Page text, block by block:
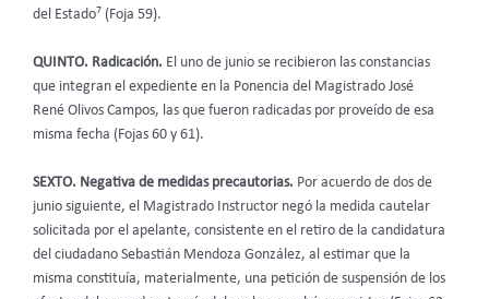
del Estado7 (Foja 59).
QUINTO. Radicación. El uno de junio se recibieron las constancias
que integran el expediente en la Ponencia del Magistrado José
René Olivos Campos, las que fueron radicadas por proveído de esa
misma fecha (Fojas 60 y 61).
SEXTO. Negativa de medidas precautorias. Por acuerdo de dos de
junio siguiente, el Magistrado Instructor negó la medida cautelar
solicitada por el apelante, consistente en el retiro de la candidatura
del ciudadano Sebastián Mendoza González, al estimar que la
misma constituía, materialmente, una petición de suspensión de los